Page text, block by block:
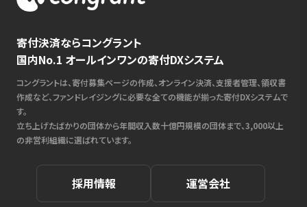
寄付決済ならコングラント
国内No.1 オールインワンの寄付DXシステム
コングラントは、寄付募集ページの作成、オンライン決済、支援者管理、領収書
作成など、ファンドレイジングに必要な全ての機能が揃った寄付DXシステムで
す。
立ち上げたばかりの団体から年間収入数十億円規模の団体まで、3,000以上
の非営利組織に選ばれています。
採用情報 運営会社